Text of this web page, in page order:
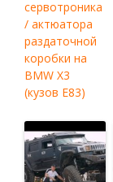
сервотроника
/ актюатора
раздаточной
коробки на
BMW X3
(кузов Е83)